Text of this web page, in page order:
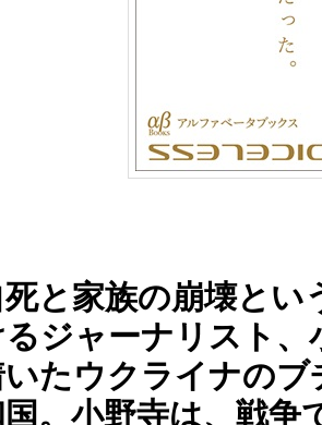
と家族の崩壊とい
るジャーナリスト
たウクライナの
国。小野寺は、戦